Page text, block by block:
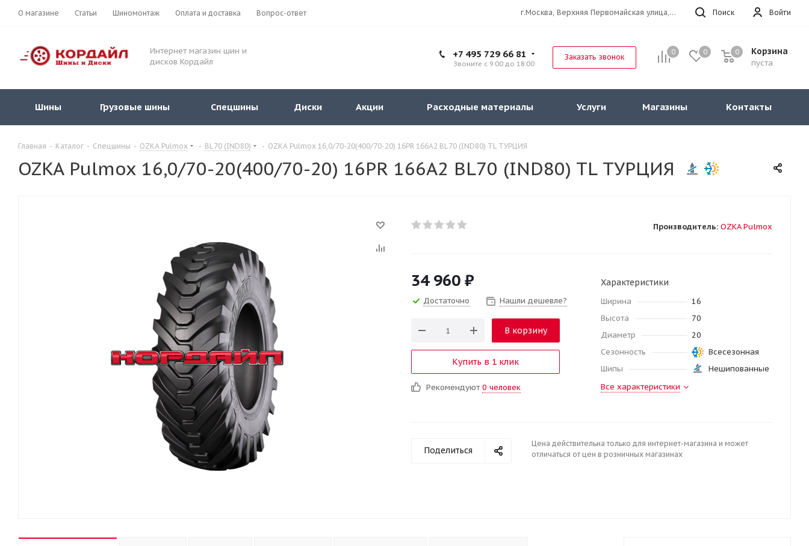
О магазине Статьи Шиномонтаж Оплата и доставка Вопрос-ответ Войти
Поиск
г.Москва, Верхняя Первомайская улица, 47к11 офис 214
Интернет магазин шин и
дисков Кордайл
0 0 Корзина
пуста
0
+7 495 729 66 81
Звоните с 9:00 до 18:00
Заказать звонок
Шины Грузовые шины Спецшины Диски Акции Расходные материалы Услуги Магазины Контакты
Главная - Каталог - Спецшины - OZKA Pulmox - BL70 (IND80) - OZKA Pulmox 16,0/70-20(400/70-20) 16PR 166A2 BL70 (IND80) TL ТУРЦИЯ
OZKA Pulmox 16,0/70-20(400/70-20) 16PR 166A2 BL70 (IND80) TL ТУРЦИЯ
Производитель: OZKA Pulmox
34 960 ₽
Достаточно Нашли дешевле?
В корзину
Купить в 1 клик
Рекомендуют 0 человек
Характеристики
Ширина
16
Высота
70
Диаметр
20
Сезонность
Всесезонная
Шипы
Нешипованные
Все характеристики
Поделиться
Цена действительна только для интернет-магазина и может
отличаться от цен в розничных магазинах